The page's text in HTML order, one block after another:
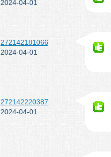
2024-04-01
272142181066
2024-04-01
272142220387
2024-04-01